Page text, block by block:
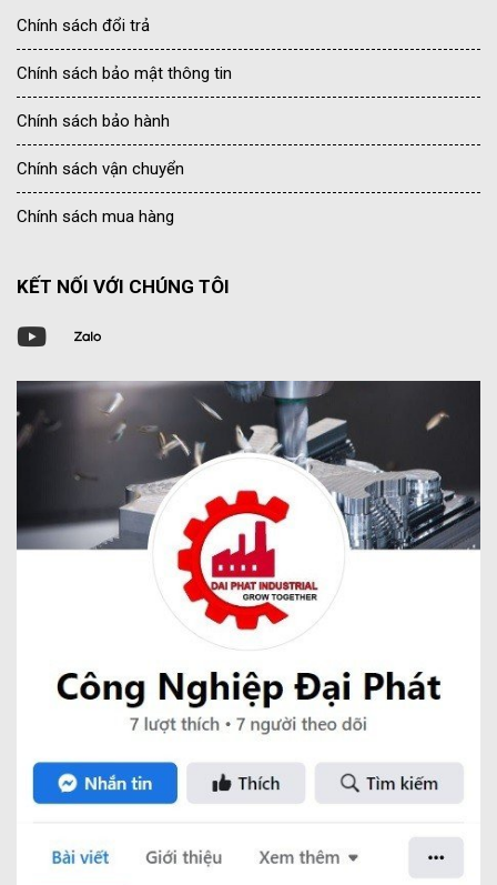
Chính sách đổi trả
Chính sách bảo mật thông tin
Chính sách bảo hành
Chính sách vận chuyển
Chính sách mua hàng
KẾT NỐI VỚI CHÚNG TÔI